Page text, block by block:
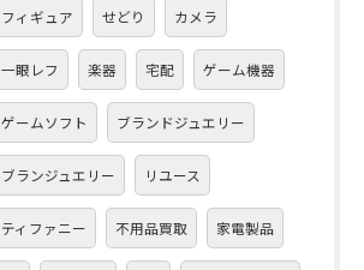
フィギュア せどり カメラ
一眼レフ 楽器 宅配 ゲーム機器
ゲームソフト ブランドジュエリー
ブランジュエリー リユース
ティファニー 不用品買取 家電製品